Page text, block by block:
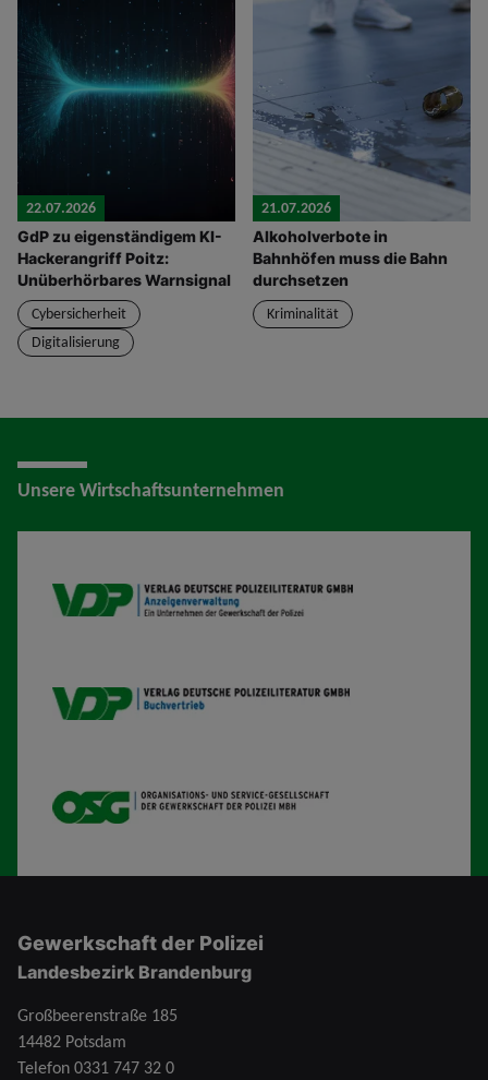
22.07.2026
GdP zu eigenständigem KI-
Hackerangriff Poitz:
Unüberhörbares Warnsignal
Cybersicherheit
Digitalisierung
21.07.2026
Alkoholverbote in
Bahnhöfen muss die Bahn
durchsetzen
Kriminalität
Unsere Wirtschaftsunternehmen
VDP AV
VDP B
OSG
Gewerkschaft der Polizei
Landesbezirk Brandenburg
Großbeerenstraße 185
14482 Potsdam
Telefon 0331 747 32 0